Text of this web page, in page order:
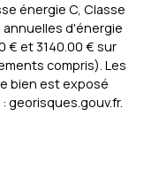
énergie C, Classe
d'énergie
€ et 3140.00 € sur
compris). Les
bien est exposé
georisques.gouv.fr.